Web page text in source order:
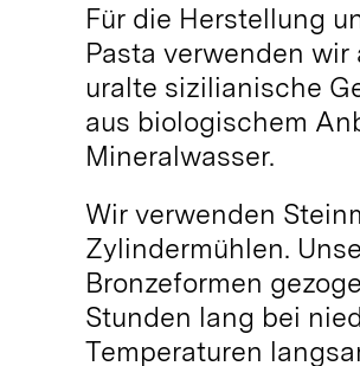
Für die Herstellung
Pasta verwenden
uralte sizilianische
aus biologischem
Mineralwasser.
Wir verwenden
Zylindermühlen.
Bronzeformen
Stunden lang bei
Temperaturen